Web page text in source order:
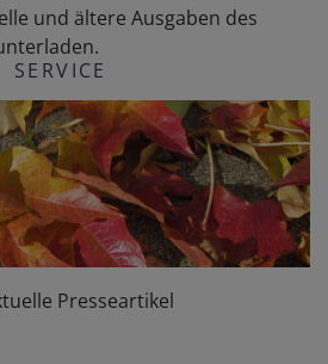
und ältere Ausgaben des
SERVICE
Presseartikel